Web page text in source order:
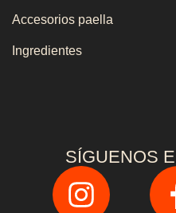
Accesorios paella
Ingredientes
SÍGUENOS